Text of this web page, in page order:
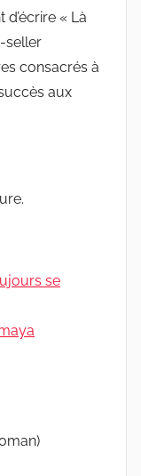
« Là
seller
consacrés à
aux
se